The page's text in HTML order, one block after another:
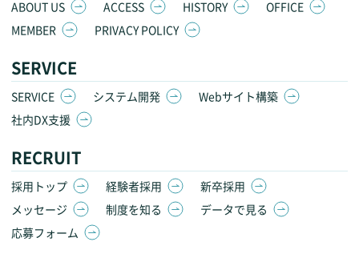
ABOUT US ACCESS HISTORY
OFFICE
MEMBER
PRIVACY POLICY
SERVICE
SERVICE システム開発
Webサイト構築
社内DX支援
RECRUIT
採用トップ 経験者採用
新卒採用
メッセージ
制度を知る
データで見る
応募フォーム